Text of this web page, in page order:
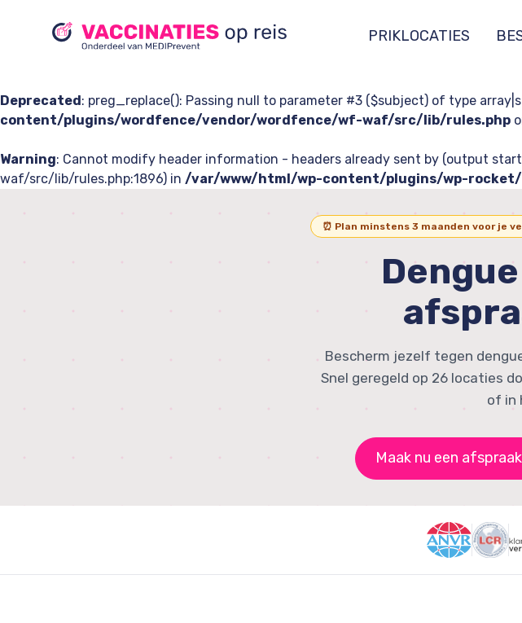
Deprecated: preg_replace(): Passing null to parameter #3 ($subject) of type
content/plugins/wordfence/vendor/wordfence/wf-waf/src/lib/rules.php
Warning: Cannot modify header information - headers already sent by (output
waf/src/lib/rules.php:1896) in /var/www/html/wp-content/plugins/wp-
PRIKLOCATIES
⏰ Plan minstens 3 maanden voor je
Bescherm jezelf tegen
Snel geregeld op 26 locaties
of in
Maak nu een afspraak